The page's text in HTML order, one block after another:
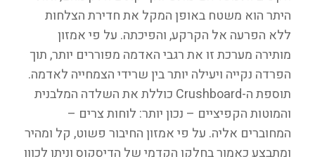
היתר הוא משטח באופן המקל את חדירת הצלחות
ללא הפרעה אל הקרקע, והפיכתה. על פי אמזון
מותירה מערכת זו את רגבי האדמה מפוררים יותר, תוך
הפרדה נקייה ויעילה יותר בין שרידי הצמחייה לאדמה.
תוספת ה-Crushboard כוללת את השלדה המלבנית
והמוטות הקפיציים – נכון יותר: לוחות צרים –
המחוברים אליה. על פי אמזון החיבור פשוט, קל ומהיר
ומתבצע כאמור בחלקו הקדמי של הדיסקוס וניתן לכוון